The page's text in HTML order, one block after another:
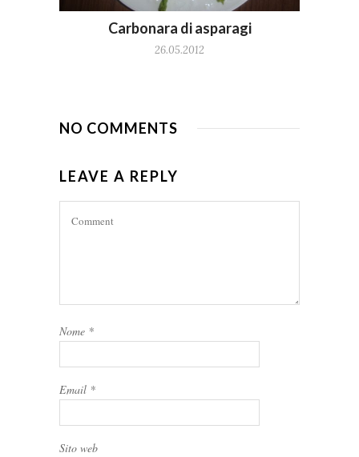
Carbonara di asparagi
26.05.2012
NO COMMENTS
LEAVE A REPLY
Nome *
Email *
Sito web